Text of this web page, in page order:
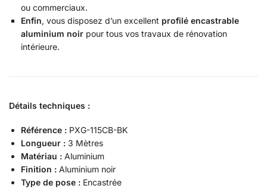
ou commerciaux.
Enfin, vous disposez d’un excellent profilé encastrable
aluminium noir pour tous vos travaux de rénovation
intérieure.
Détails techniques :
Référence : PXG-115CB-BK
Longueur : 3 Mètres
Matériau : Aluminium
Finition : Aluminium noir
Type de pose : Encastrée